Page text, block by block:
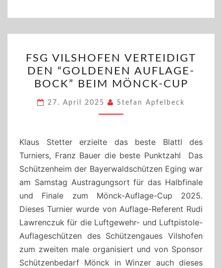
VILSHOFEN
VERTEIDIGT
DEN
“GOLDENEN
AUFLAGE-
BEIM
MÖNCK-
CUP
FSG VILSHOFEN VERTEIDIGT
DEN “GOLDENEN AUFLAGE-
BOCK” BEIM MÖNCK-CUP
27. April 2025 Stefan Apfelbeck
Klaus Stetter erzielte das beste Blattl des
Turniers, Franz Bauer die beste Punktzahl Das
Schützenheim der Bayerwaldschützen Eging war
am Samstag Austragungsort für das Halbfinale
und Finale zum Mönck-Auflage-Cup 2025.
Dieses Turnier wurde von Auflage-Referent Rudi
Lawrenczuk für die Luftgewehr- und Luftpistole-
Auflageschützen des Schützengaues Vilshofen
zum zweiten male organisiert und von Sponsor
Schützenbedarf Mönck in Winzer auch dieses